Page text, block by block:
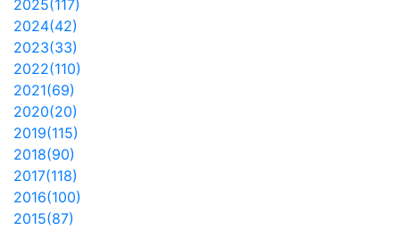
2025(117)
2024(42)
2023(33)
2022(110)
2021(69)
2020(20)
2019(115)
2018(90)
2017(118)
2016(100)
2015(87)